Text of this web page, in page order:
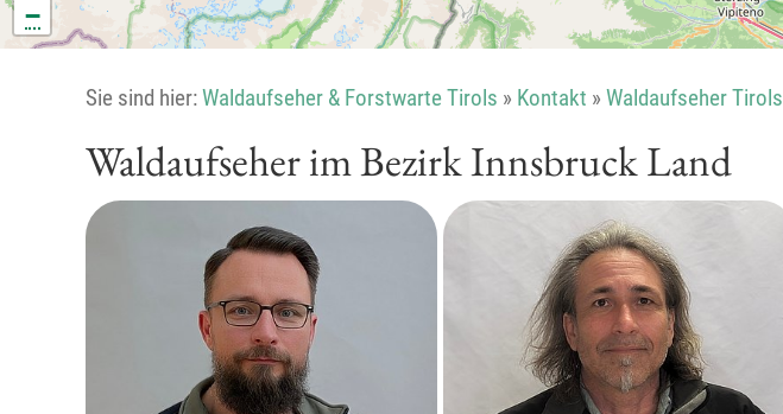
−
Sie sind hier:Waldaufseher & Forstwarte Tirols » Kontakt » Waldaufseher Tirols
Waldaufseher im Bezirk Innsbruck Land